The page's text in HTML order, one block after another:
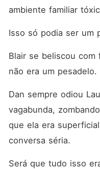
ambiente familiar
Isso só podia ser um
Blair se beliscou
não era um pesadelo.
Dan sempre odiou
vagabunda,
que ela era
conversa séria.
Será que tudo isso